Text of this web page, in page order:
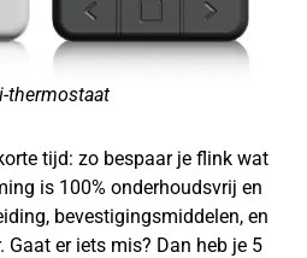
thermostaat
tijd: zo bespaar je flink wat
is 100% onderhoudsvrij en
bevestigingsmiddelen, en
Gaat er iets mis? Dan heb je 5